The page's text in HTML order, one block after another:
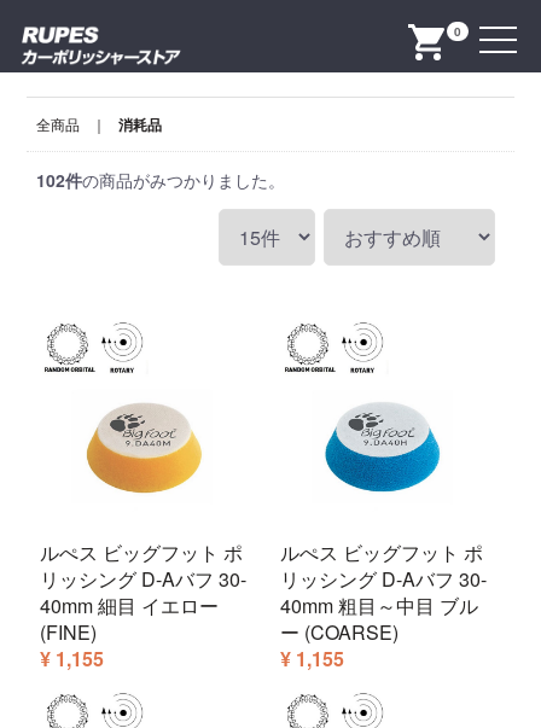
0 Menu
全商品 消耗品
102件の商品がみつかりました。
ルぺス ビッグフット ポ
リッシング D-Aバフ 30-
40mm 細目 イエロー
(FINE)
¥ 1,155
ルぺス ビッグフット ポ
リッシング D-Aバフ 30-
40mm 粗目～中目 ブル
ー (COARSE)
¥ 1,155